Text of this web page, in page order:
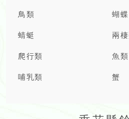
鳥類 蝴蝶
蜻蜓 兩
爬行類 魚類
哺乳類 蟹